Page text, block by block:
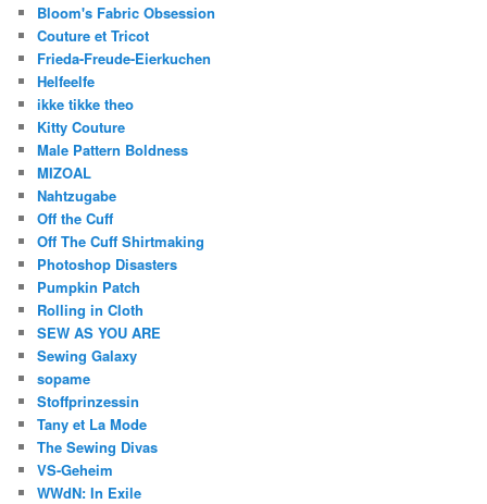
Bloom's Fabric Obsession
Couture et Tricot
Frieda-Freude-Eierkuchen
Helfeelfe
ikke tikke theo
Kitty Couture
Male Pattern Boldness
MIZOAL
Nahtzugabe
Off the Cuff
Off The Cuff Shirtmaking
Photoshop Disasters
Pumpkin Patch
Rolling in Cloth
SEW AS YOU ARE
Sewing Galaxy
sopame
Stoffprinzessin
Tany et La Mode
The Sewing Divas
VS-Geheim
WWdN: In Exile